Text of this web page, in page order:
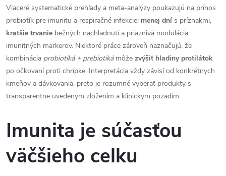
Viaceré systematické prehľady a meta-analýzy poukazujú na prínos
probiotík pre imunitu a respiračné infekcie: menej dní s príznakmi,
kratšie trvanie bežných nachladnutí a priaznivá modulácia
imunitných markerov. Niektoré práce zároveň naznačujú, že
kombinácia probiotiká + prebiotikámôže zvýšiť hladiny protilátok
po očkovaní proti chrípke. Interpretácia vždy závisí od konkrétnych
kmeňov a dávkovania, preto je rozumné vyberať produkty s
transparentne uvedeným zložením a klinickým pozadím.
Imunita je súčasťou
väčšieho celku